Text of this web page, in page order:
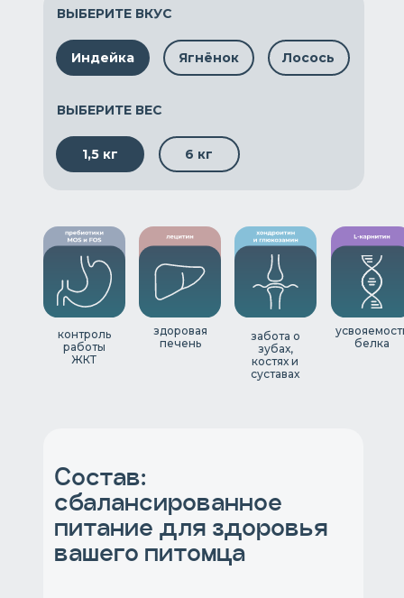
ВЫБЕРИТЕ ВКУС
Индейка Ягнёнок Лосось
ВЫБЕРИТЕ ВЕС
1,5 кг 6 кг
белка
забота о
зубах,
костях и
суставах
контроль
работы
ЖКТ
здоровая
печень
Состав:
сбалансированное
питание для здоровья
вашего питомца